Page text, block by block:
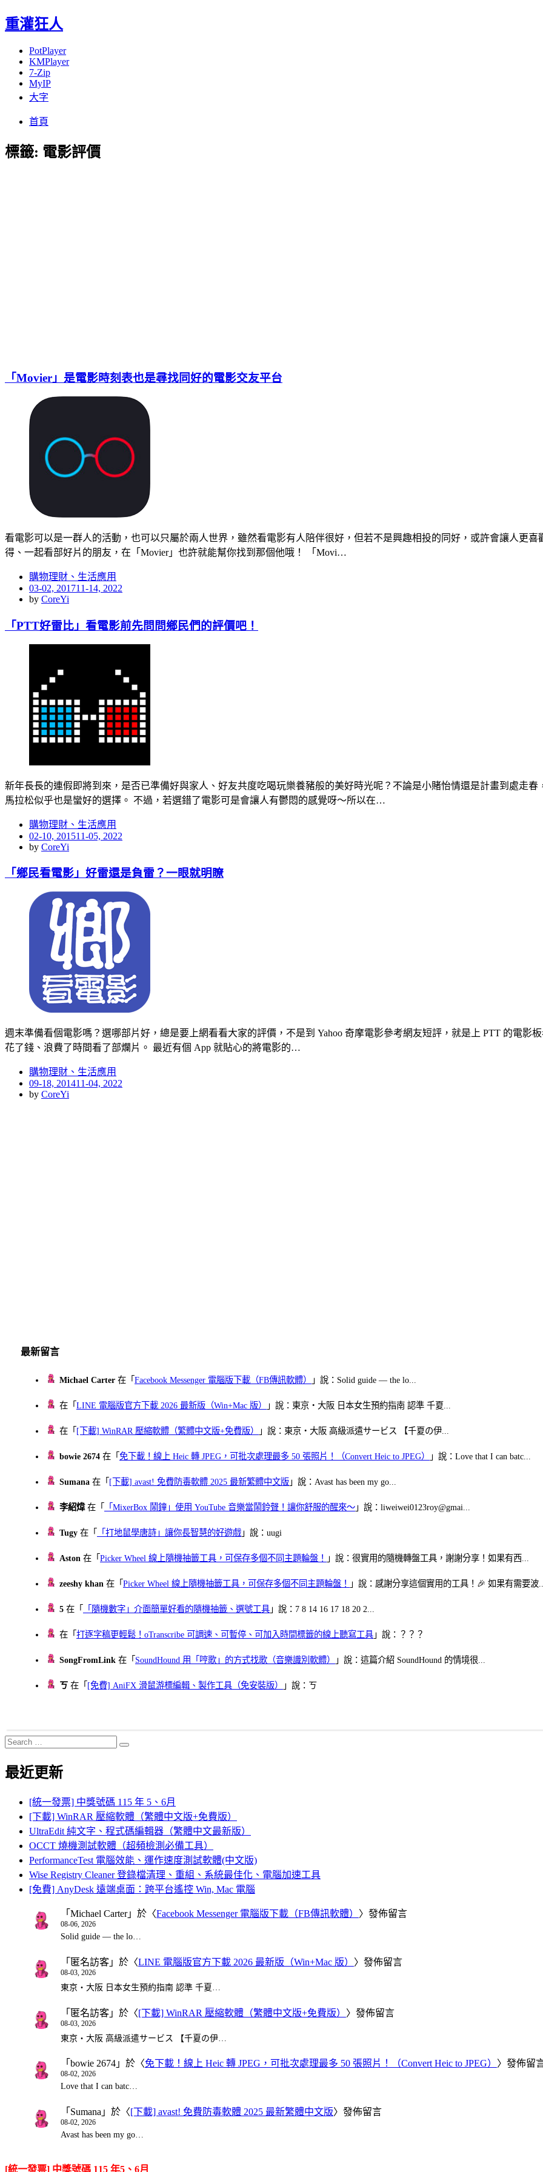
重灌狂人
PotPlayer
KMPlayer
7-Zip
MyIP
大字
首頁
標籤: 電影評價
「Movier」是電影時刻表也是尋找同好的電影交友平台
看電影可以是一群人的活動，也可以只屬於兩人世界，雖然看電影有人陪伴很好，但若不是興趣相投的同好，或許會讓人更
得、一起看部好片的朋友，在「Movier」也許就能幫你找到那個他哦！ 「Movi…
購物理財、生活應用
Posted
on
03-02, 201711-14, 2022
by CoreYi
「PTT好雷比」看電影前先問問鄉民們的評價吧！
新年長長的連假即將到來，是否已準備好與家人、好友共度吃喝玩樂養豬般的美好時光呢？不論是小賭怡情還是計畫到處走
馬拉松似乎也是蠻好的選擇。 不過，若選錯了電影可是會讓人有鬱悶的感覺呀～所以在…
購物理財、生活應用
Posted
on
02-10, 201511-05, 2022
by CoreYi
「鄉民看電影」好雷還是負雷？一眼就明瞭
週末準備看個電影嗎？選哪部片好，總是要上網看看大家的評價，不是到 Yahoo 奇摩電影參考網友短評，就是上 PTT 的電影
花了錢、浪費了時間看了部爛片。 最近有個 App 就貼心的將電影的…
購物理財、生活應用
Posted
on
09-18, 201411-04, 2022
by CoreYi
最新留言
Michael Carter 在「Facebook Messenger 電腦版下載（FB傳訊軟體） 」說：Solid guide — the lo...
在「LINE 電腦版官方下載 2026 最新版（Win+Mac 版） 」說：東京・大阪 日本女生預約指南 認準 千夏...
在「 [下載] WinRAR 壓縮軟體（繁體中文版+免費版） 」說：東京・大阪 高級派遣サービス 【千夏の伊...
bowie 2674 在「免下載！線上 Heic 轉 JPEG，可批次處理最多 50 張照片！（Convert Heic to JPEG） 」說：Love that I can batc...
Sumana 在「 [下載] avast! 免費防毒軟體 2025 最新繁體中文版 」說：Avast has been my go...
李紹煒在「 「MixerBox 鬧鐘」使用 YouTube 音樂當鬧鈴聲！讓你舒服的醒來～ 」說：liweiwei0123roy@gmai...
Tugy 在「 「打地鼠學唐詩」讓你長智慧的好遊戲 」說：uugi
Aston 在「Picker Wheel 線上隨機抽籤工具，可保存多個不同主題輪盤！ 」說：很實用的隨機轉盤工具，謝謝分享！如果有西...
zeeshy khan 在「Picker Wheel 線上隨機抽籤工具，可保存多個不同主題輪盤！ 」說：感謝分享這個實用的工具！🎉 如果有需要波
5 在「 「隨機數字」介面簡單好看的隨機抽籤、選號工具 」說：7 8 14 16 17 18 20 2...
在「打逐字稿更輕鬆！oTranscribe 可調速、可暫停、可加入時間標籤的線上聽寫工具 」說：？？？
SongFromLink 在「 SoundHound 用「哼歌」的方式找歌（音樂識別軟體） 」說：這篇介紹 SoundHound 的情境很...
ㄎ 在「 [免費] AniFX 滑鼠游標編輯、製作工具（免安裝版） 」說：ㄎ
Search
for:
Search
最近更新
[統一發票] 中獎號碼 115 年 5、6月
[下載] WinRAR 壓縮軟體（繁體中文版+免費版）
UltraEdit 純文字、程式碼編輯器（繁體中文最新版）
OCCT 燒機測試軟體（超頻檢測必備工具）
PerformanceTest 電腦效能、運作速度測試軟體(中文版)
Wise Registry Cleaner 登錄檔清理、重組、系統最佳化、電腦加速工具
[免費] AnyDesk 遠端桌面：跨平台遙控 Win, Mac 電腦
「 Michael Carter」於〈Facebook Messenger 電腦版下載（FB傳訊軟體） 〉發佈留言
08-06, 2026
Solid guide — the lo…
「 匿名訪客 」於〈LINE 電腦版官方下載 2026 最新版（Win+Mac 版） 〉發佈留言
08-03, 2026
東京・大阪 日本女生預約指南 認準 千夏…
「 匿名訪客 」於〈[下載] WinRAR 壓縮軟體（繁體中文版+免費版） 〉發佈留言
08-03, 2026
東京・大阪 高級派遣サービス 【千夏の伊…
「 bowie 2674 」於〈免下載！線上 Heic 轉 JPEG，可批次處理最多 50 張照片！（Convert Heic to JPEG） 〉發佈留
08-02, 2026
Love that I can batc…
「 Sumana 」於〈[下載] avast! 免費防毒軟體 2025 最新繁體中文版〉發佈留言
08-02, 2026
Avast has been my go…
[統一發票] 中獎號碼 115 年5、6月